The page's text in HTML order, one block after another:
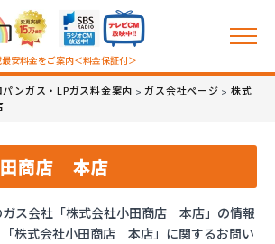
安料金をご案内＜料金保証付＞
ンガス・LPガス料金案内 >ガス会社ページ > 株式
商店 本店
ス会社「株式会社小田商店 本店」の情報
「株式会社小田商店 本店」に関するお問い